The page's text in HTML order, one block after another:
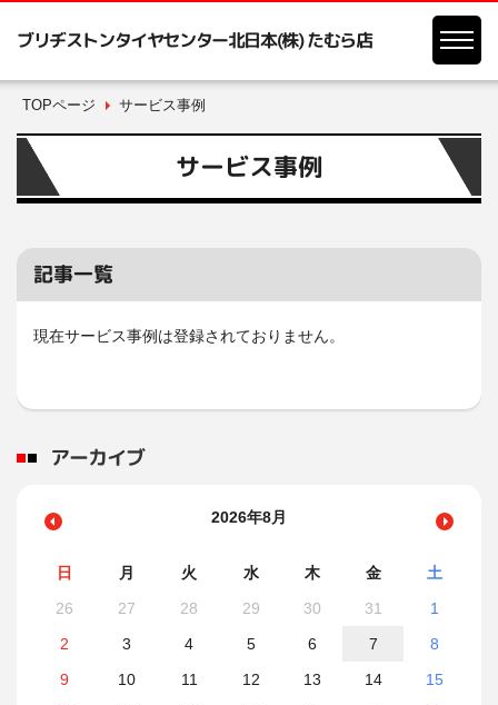
ブリヂストンタイヤセンター北日本(株) たむら店
TOPページ サービス事例
サービス事例
記事一覧
現在サービス事例は登録されておりません。
アーカイブ
2026年8月
日 月 火 水 木 金
土
26
27 28 29 30 31
1
2
3 4 5 6 7
8
9
10 11 12 13 14
15